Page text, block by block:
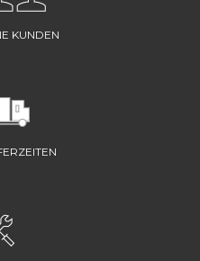
KUNDEN